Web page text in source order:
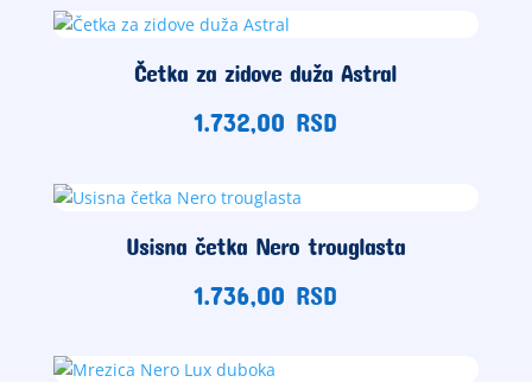
Četka za zidove duža Astral
1.732,00 RSD
Usisna četka Nero trouglasta
1.736,00 RSD